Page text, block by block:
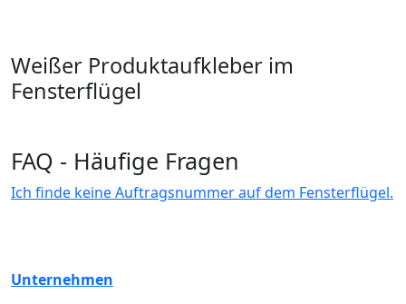
Weißer Produktaufkleber im
Fensterflügel
FAQ - Häufige Fragen
Ich finde keine Auftragsnummer auf dem Fensterflügel.
Unternehmen